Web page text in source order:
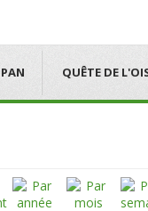
QUÊTE DE